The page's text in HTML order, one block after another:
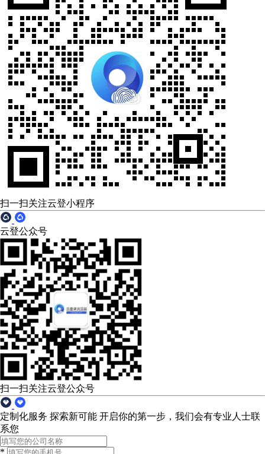
扫一扫关注云登小程序
云登公众号
扫一扫关注云登公众号
定制化服务 探索新可能 开启你的第一步，我们会有专业人士联
系您
*